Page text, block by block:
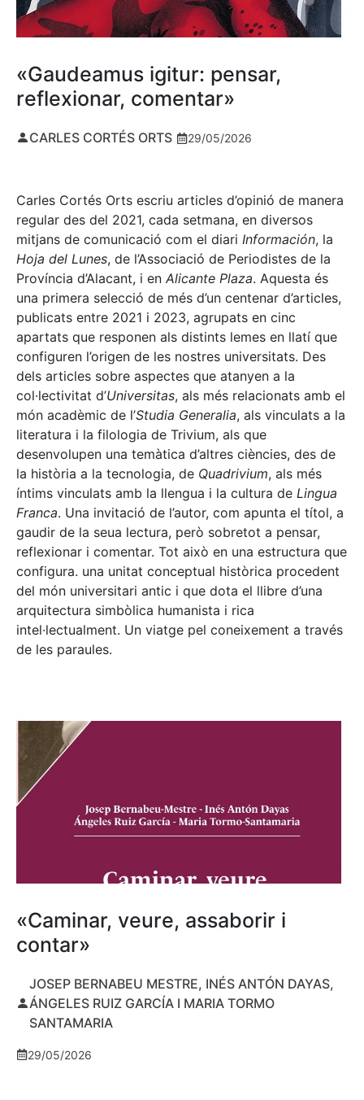
«Gaudeamus igitur: pensar,
reflexionar, comentar»
CARLES CORTÉS ORTS 29/05/2026
Carles Cortés Orts escriu articles d’opinió de manera
regular des del 2021, cada setmana, en diversos
mitjans de comunicació com el diari Información, la
Hoja del Lunes, de l’Associació de Periodistes de la
Província d’Alacant, i en Alicante Plaza. Aquesta és
una primera selecció de més d’un centenar d’articles,
publicats entre 2021 i 2023, agrupats en cinc
apartats que responen als distints lemes en llatí que
configuren l’origen de les nostres universitats. Des
dels articles sobre aspectes que atanyen a la
col·lectivitat d’Universitas, als més relacionats amb el
món acadèmic de l’Studia Generalia, als vinculats a la
literatura i la filologia de Trivium, als que
desenvolupen una temàtica d’altres ciències, des de
la història a la tecnologia, de Quadrivium, als més
íntims vinculats amb la llengua i la cultura de Lingua
Franca. Una invitació de l’autor, com apunta el títol, a
gaudir de la seua lectura, però sobretot a pensar,
reflexionar i comentar. Tot això en una estructura que
configura. una unitat conceptual històrica procedent
del món universitari antic i que dota el llibre d’una
arquitectura simbòlica humanista i rica
intel·lectualment. Un viatge pel coneixement a través
de les paraules.
«Caminar, veure, assaborir i
contar»
JOSEP BERNABEU MESTRE, INÉS ANTÓN DAYAS,
ÁNGELES RUIZ GARCÍA I MARIA TORMO
SANTAMARIA
29/05/2026